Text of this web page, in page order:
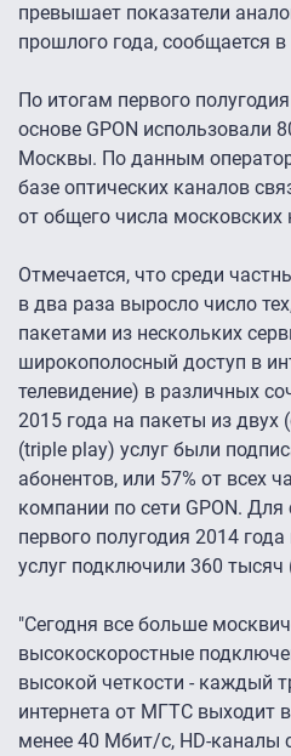
превышает показатели
прошлого года, сообщается
По итогам первого
основе GPON использовали
Москвы. По данным
базе оптических каналов
от общего числа московских
Отмечается, что среди
в два раза выросло число
пакетами из нескольких
широкополосный доступ в
телевидение) в различных
2015 года на пакеты из двух
(triple play) услуг были
абонентов, или 57% от всех
компании по сети GPON. Для
первого полугодия 2014
услуг подключили 360 тысяч
"Сегодня все больше
высокоскоростные
высокой четкости - каждый
интернета от МГТС выходит
менее 40 Мбит/с, HD-каналы